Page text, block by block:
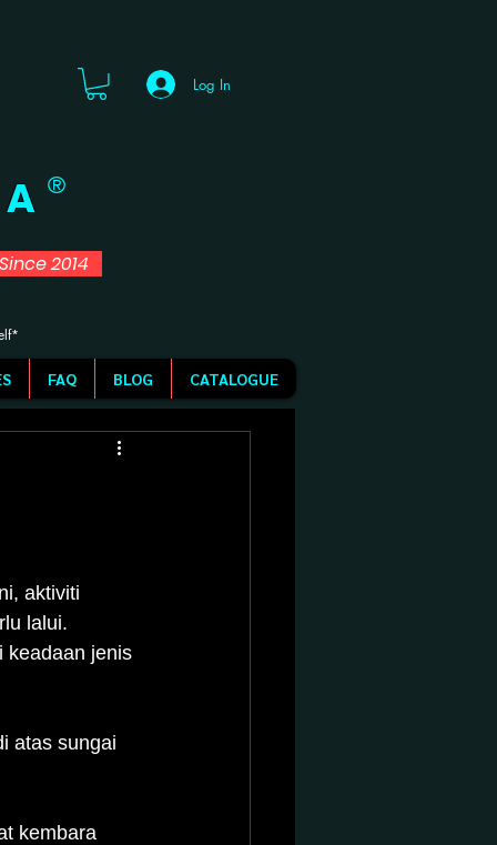
Log In
®
2014
FAQ BLOG CATALOGUE
aktiviti
lalui.
keadaan jenis
atas sungai
kembara